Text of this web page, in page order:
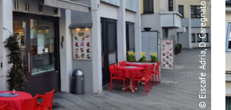
© Eiscafe Adria, D. Caregnato